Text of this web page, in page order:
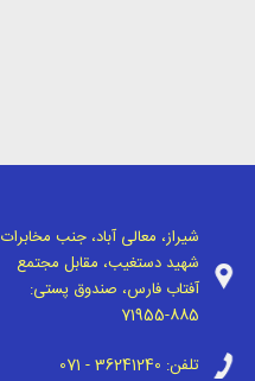
شیراز، معالی آباد، جنب مخابرات
شهید دستغیب، مقابل مجتمع
آفتاب فارس، صندوق پستی:
71955-885
تلفن: 071 - 36241240